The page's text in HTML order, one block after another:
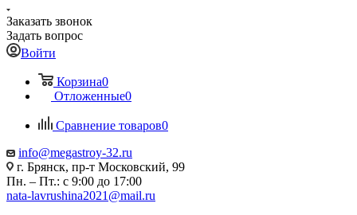
Заказать звонок
Задать вопрос
Войти
Корзина0
Отложенные0
Сравнение товаров0
info@megastroy-32.ru
г. Брянск, пр-т Московский, 99
Пн. – Пт.: с 9:00 до 17:00
nata-lavrushina2021@mail.ru